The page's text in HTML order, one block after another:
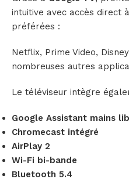
intuitive avec accès direct
préférées :
Netflix, Prime Video,
nombreuses autres
Le téléviseur intègre
Google Assistant mains
Chromecast intégré
AirPlay 2
Wi-Fi bi-bande
Bluetooth 5.4